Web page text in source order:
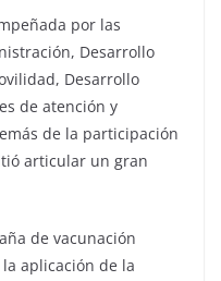
por las
Desarrollo
Desarrollo
de atención y
de la participación
articular un gran
de vacunación
aplicación de la